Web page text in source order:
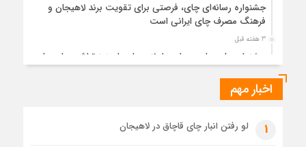
جشنواره رسانه‌ای چای، فرصتی برای تقویت برند لاهیجان و
فرهنگ مصرف چای ایرانی است
3 هفته قبل
جشنواره ملی چای، حمایت از لاهیجان یا هزینه‌تراشی برای چای
4 هفته قبل
4 هفته قبل
اخبار مهم
1 لو رفتن انبار چای قاچاق در لاهیجان